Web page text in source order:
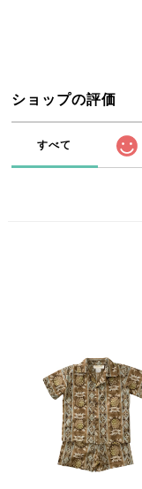
ショップの評価
すべて